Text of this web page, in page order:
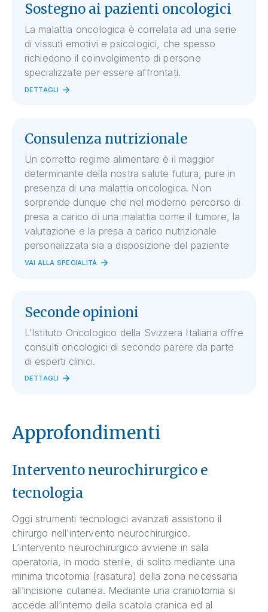
Sostegno ai pazienti oncologici
La malattia oncologica è correlata ad una serie
di vissuti emotivi e psicologici, che spesso
richiedono il coinvolgimento di persone
specializzate per essere affrontati.
DETTAGLI
Consulenza nutrizionale
Un corretto regime alimentare è il maggior
determinante della nostra salute futura, pure in
presenza di una malattia oncologica. Non
sorprende dunque che nel moderno percorso di
presa a carico di una malattia come il tumore, la
valutazione e la presa a carico nutrizionale
personalizzata sia a disposizione del paziente
VAI ALLA SPECIALITÀ
Seconde opinioni
L’Istituto Oncologico della Svizzera Italiana offre
consulti oncologici di secondo parere da parte
di esperti clinici.
DETTAGLI
Approfondimenti
Intervento neurochirurgico e
tecnologia
Oggi strumenti tecnologici avanzati assistono il
chirurgo nell’intervento neurochirurgico.
L’intervento neurochirurgico avviene in sala
operatoria, in modo sterile, di solito mediante una
minima tricotomia (rasatura) della zona necessaria
all’incisione cutanea. Mediante una craniotomia si
accede all’interno della scatola cranica ed al